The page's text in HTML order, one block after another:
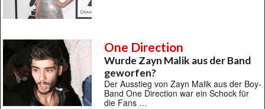
One Direction
Wurde Zayn Malik aus der Band
geworfen?
Der Ausstieg von Zayn Malik aus der Boy-
Band One Direction war ein Schock für
die Fans …